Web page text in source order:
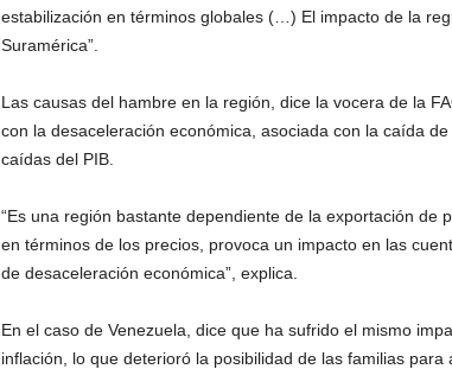
estabilización en términos globales (…) El impacto de la
Suramérica”.
Las causas del hambre en la región, dice la vocera de la
con la desaceleración económica, asociada con la caída
caídas del PIB.
“Es una región bastante dependiente de la exportación de
en términos de los precios, provoca un impacto en las
de desaceleración económica”, explica.
En el caso de Venezuela, dice que ha sufrido el mismo
inflación, lo que deterioró la posibilidad de las familias para